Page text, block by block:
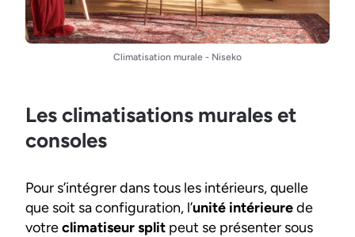
Climatisation murale - Niseko
Les climatisations murales et
consoles
Pour s’intégrer dans tous les intérieurs, quelle
que soit sa configuration, l’unité intérieurede
votreclimatiseur split peut se présenter sous